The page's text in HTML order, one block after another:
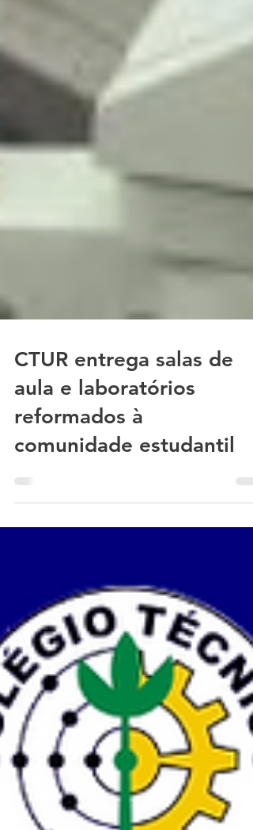
CTUR entrega salas de
aula e laboratórios
reformados à
comunidade estudantil